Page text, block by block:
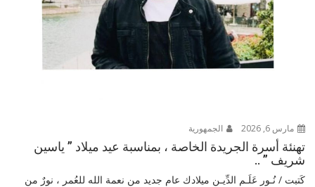
مارس 6, 2026 الجمهورية
تهنئة أسرة الجريدة الخاصة ، بمناسبة عيد ميلاد ” ياسين
شريف ” ..
كَتبت / نُـور عَلَـم الدِّيـن ميلادك عام جديد من نعمة الله للعُمر ، نورٌ من